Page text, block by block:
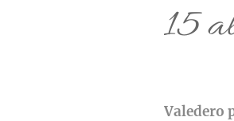
15
Valedero